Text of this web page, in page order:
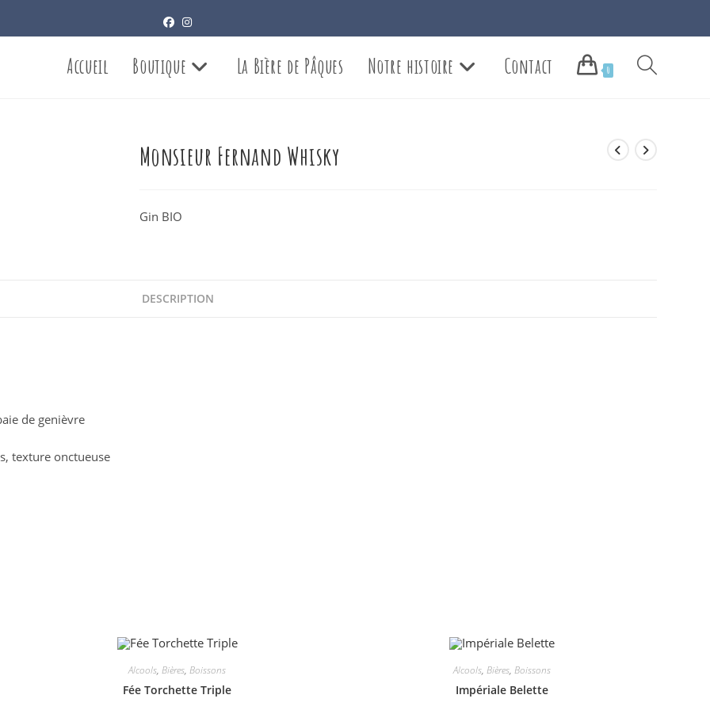
Accueil Boutique La Bière de Pâques Notre histoire Contact 0 Toggle
Monsieur Fernand Whisky
Gin BIO
DESCRIPTION
de genièvre
texture onctueuse
Alcools,Bières,Boissons
Fée Torchette Triple
Alcools,Bières,Boissons
Impériale Belette